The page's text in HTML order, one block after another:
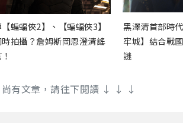
蝙蝠俠2】、【蝙蝠俠3】
時拍攝？詹姆斯岡恩澄清謠
黑澤清首部時
牢城】結合戰
謎
有文章，請往下閱讀 ↓ ↓ ↓